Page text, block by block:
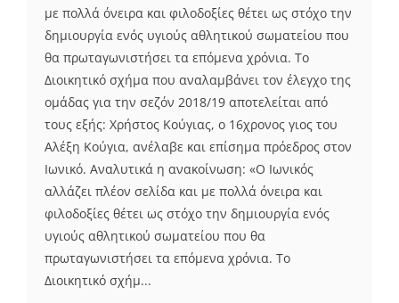
με πολλά όνειρα και φιλοδοξίες θέτει ως στόχο την
δημιουργία ενός υγιούς αθλητικού σωματείου που
θα πρωταγωνιστήσει τα επόμενα χρόνια. Το
Διοικητικό σχήμα που αναλαμβάνει τον έλεγχο της
ομάδας για την σεζόν 2018/19 αποτελείται από
τους εξής: Χρήστος Κούγιας, ο 16χρονος γιος του
Αλέξη Κούγια, ανέλαβε και επίσημα πρόεδρος στον
Ιωνικό. Αναλυτικά η ανακοίνωση: «Ο Ιωνικός
αλλάζει πλέον σελίδα και με πολλά όνειρα και
φιλοδοξίες θέτει ως στόχο την δημιουργία ενός
υγιούς αθλητικού σωματείου που θα
πρωταγωνιστήσει τα επόμενα χρόνια. Το
Διοικητικό σχήμ...